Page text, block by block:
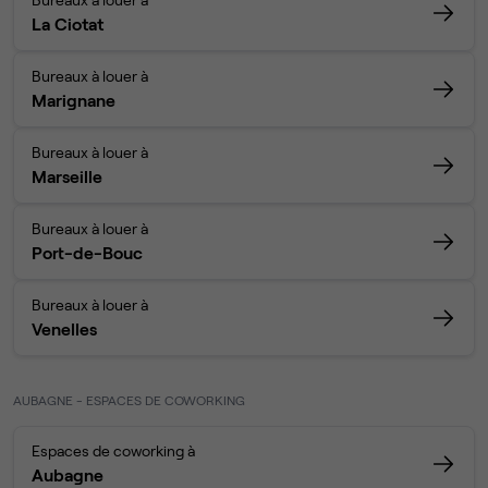
La Ciotat
Bureaux à louer à
Marignane
Bureaux à louer à
Marseille
Bureaux à louer à
Port-de-Bouc
Bureaux à louer à
Venelles
AUBAGNE - ESPACES DE COWORKING
Espaces de coworking à
Aubagne